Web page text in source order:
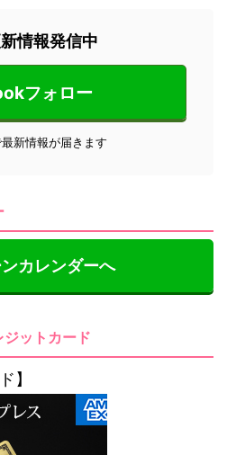
情報発信中
フォロー
新情報が届きます
カレンダーへ
ットカード
】